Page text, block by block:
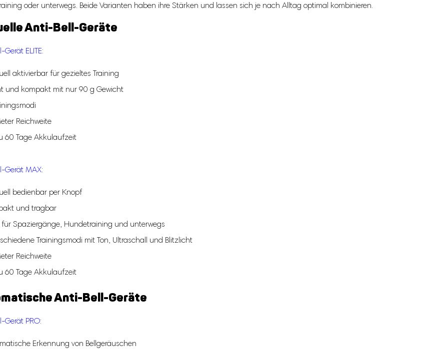
oder unterwegs. Beide Varianten haben ihre Stärken und lassen sich je nach Alltag optimal kombinieren.
Anti-Bell-Geräte
Gerät ELITE:
aktivierbar für gezieltes Training
und kompakt mit nur 90 g Gewicht
Reichweite
60 Tage Akkulaufzeit
Gerät MAX:
bedienbar per Knopf
und tragbar
für Spaziergänge, Hundetraining und unterwegs
Trainingsmodi mit Ton, Ultraschall und Blitzlicht
Reichweite
60 Tage Akkulaufzeit
Anti-Bell-Geräte
Gerät PRO:
Erkennung von Bellgeräuschen